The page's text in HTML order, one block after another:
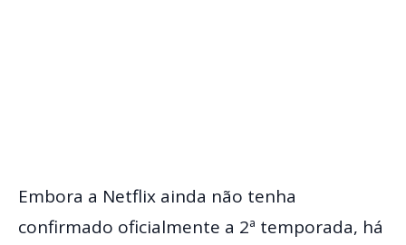
Embora a Netflix ainda não tenha
confirmado oficialmente a 2ª temporada, há